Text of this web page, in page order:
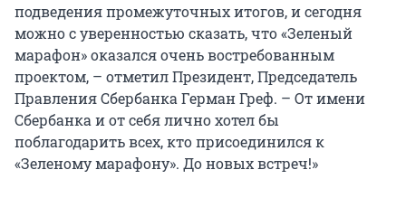
подведения промежуточных итогов, и сегодня
можно с уверенностью сказать, что «Зеленый
марафон» оказался очень востребованным
проектом, – отметил Президент, Председатель
Правления Сбербанка Герман Греф. – От имени
Сбербанка и от себя лично хотел бы
поблагодарить всех, кто присоединился к
«Зеленому марафону». До новых встреч!»